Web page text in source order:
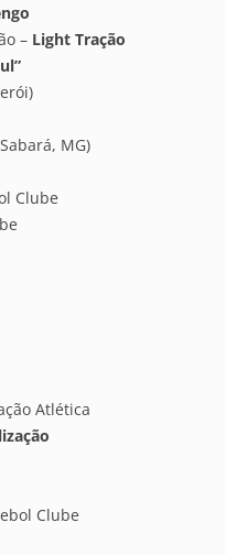
– Light Tração
MG)
Clube
Atlética
Clube